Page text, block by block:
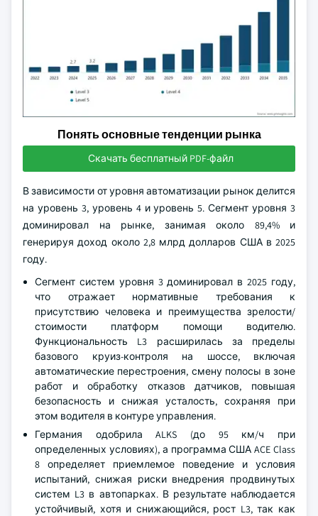
Понять основные тенденции рынка
Скачать бесплатный PDF-файл
В зависимости от уровня автоматизации рынок делится
на уровень 3, уровень 4 и уровень 5. Сегмент уровня 3
доминировал на рынке, занимая около 89,4% и
генерируя доход около 2,8 млрд долларов США в 2025
году.
Сегмент систем уровня 3 доминировал в 2025 году,
что отражает нормативные требования к
присутствию человека и преимущества зрелости/
стоимости платформ помощи водителю.
Функциональность L3 расширилась за пределы
базового круиз-контроля на шоссе, включая
автоматические перестроения, смену полосы в зоне
работ и обработку отказов датчиков, повышая
безопасность и снижая усталость, сохраняя при
этом водителя в контуре управления.
Германия одобрила ALKS (до 95 км/ч при
определенных условиях), а программа США ACE Class
8 определяет приемлемое поведение и условия
испытаний, снижая риски внедрения продвинутых
систем L3 в автопарках. В результате наблюдается
устойчивый, хотя и снижающийся, рост L3, так как